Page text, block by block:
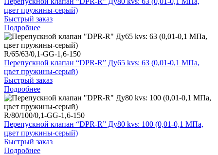
цвет пружины-серый)
Быстрый заказ
Подробнее
R/65/63/0,1-GG-1,6-150
Перепускной клапан “DPR-R” Ду65 kvs: 63 (0,01-0,1 МПа,
цвет пружины-серый)
Быстрый заказ
Подробнее
R/80/100/0,1-GG-1,6-150
Перепускной клапан “DPR-R” Ду80 kvs: 100 (0,01-0,1 МПа,
цвет пружины-серый)
Быстрый заказ
Подробнее